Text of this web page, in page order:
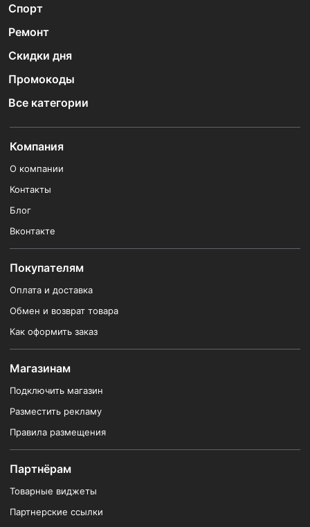
Спорт
Ремонт
Скидки дня
Промокоды
Все категории
Компания
О компании
Контакты
Блог
Вконтакте
Покупателям
Оплата и доставка
Обмен и возврат товара
Как оформить заказ
Магазинам
Подключить магазин
Разместить рекламу
Правила размещения
Партнёрам
Товарные виджеты
Партнерские ссылки